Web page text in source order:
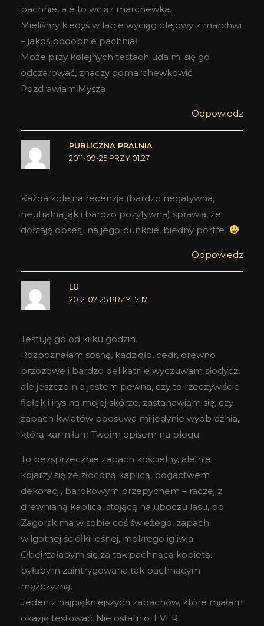
pachnie, ale to wciąż marchewka.
Mieliśmy kiedyś w labie wyciąg olejowy z marchwi
– jakoś podobnie pachniał.
Może przy kolejnych testach uda mi się go
odczarować, znaczy odmarchewkowić.
Pozdrawiam,Mysza
Odpowiedz
PUBLICZNA PRALNIA
2011-09-25 PRZY 01:27
Każda kolejna recenzja (bardzo negatywna,
neutralna jak i bardzo pozytywna) sprawia, że
dostaję obsesji na jego punkcie, biedny portfel
Odpowiedz
LU
2012-07-25 PRZY 17:17
Testuję go od kilku godzin.
Rozpoznałam sosnę, kadzidło, cedr, drewno
brzozowe i bardzo delikatnie wyczuwam słodycz,
ale jeszcze nie jestem pewna, czy to rzeczywiście
fiołek i irys na mojej skórze, zastanawiam się, czy
zapach kwiatów podsuwa mi jedynie wyobraźnia,
którą karmiłam Twoim opisem na blogu.
To bezsprzecznie zapach kościelny, ale nie
kojarzy się ze złoconą kaplicą, bogactwem
dekoracji, barokowym przepychem – raczej z
drewnianą kaplicą, stojącą na uboczu lasu, bo
Zagorsk ma w sobie coś świeżego, zapach
wilgotnej ściółki leśnej, mokrego igliwia.
Obejrzałabym się za tak pachnącą kobietą.
byłabym zaintrygowana tak pachnącym
mężczyzną.
Jeden z najpiękniejszych zapachów, które miałam
okazję testować. Nie ostatnio. EVER.